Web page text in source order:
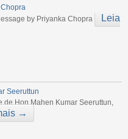
by Priyanka Chopra
Leia
Seeruttun
de Hon Mahen Kumar Seeruttun,
→